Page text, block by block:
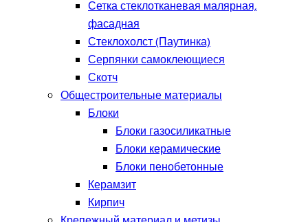
Сетка стеклотканевая малярная,
фасадная
Стеклохолст (Паутинка)
Серпянки самоклеющиеся
Скотч
Общестроительные материалы
Блоки
Блоки газосиликатные
Блоки керамические
Блоки пенобетонные
Керамзит
Кирпич